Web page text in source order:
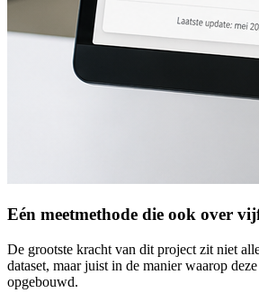
Eén meetmethode die ook over
De grootste kracht van dit project zit niet
dataset, maar juist in de manier waarop
opgebouwd.